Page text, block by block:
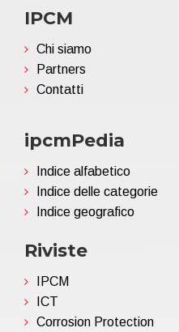
IPCM
Chi siamo
Partners
Contatti
ipcmPedia
Indice alfabetico
Indice delle categorie
Indice geografico
Riviste
IPCM
ICT
Corrosion Protection